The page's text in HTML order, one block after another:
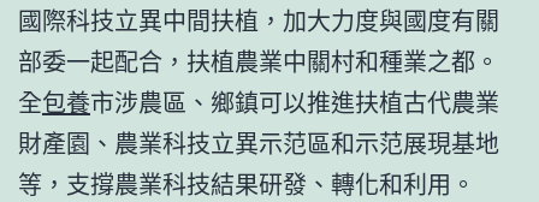
國際科技立異中間扶植，加大力度與國度有關
部委一起配合，扶植農業中關村和種業之都。
全包養市涉農區、鄉鎮可以推進扶植古代農業
財產園、農業科技立異示范區和示范展現基地
等，支撐農業科技結果研發、轉化和利用。